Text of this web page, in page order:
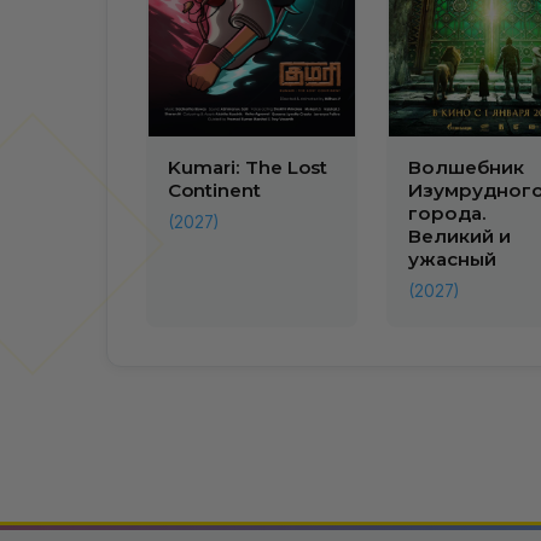
Kumari: The Lost
Continent
(2027)
Волшебник
города.
Великий и
ужасный
(2027)